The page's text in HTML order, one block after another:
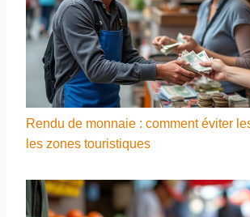
Rendu de monnaie : comment éviter
les zones touristiques